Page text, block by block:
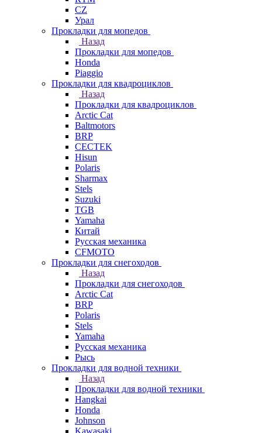
СZ
Урал
Прокладки для мопедов
Назад
Прокладки для мопедов
Honda
Piaggio
Прокладки для квадроциклов
Назад
Прокладки для квадроциклов
Arctic Cat
Baltmotors
BRP
CECTEK
Hisun
Polaris
Sharmax
Stels
Suzuki
TGB
Yamaha
Китай
Русская механика
СFMOTO
Прокладки для снегоходов
Назад
Прокладки для снегоходов
Arctic Cat
BRP
Polaris
Stels
Yamaha
Русская механика
Рысь
Прокладки для водной техники
Назад
Прокладки для водной техники
Hangkai
Honda
Johnson
Kawasaki